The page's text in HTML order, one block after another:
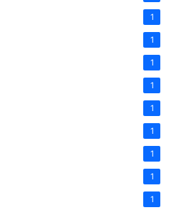
1
1
1
1
1
1
1
1
1